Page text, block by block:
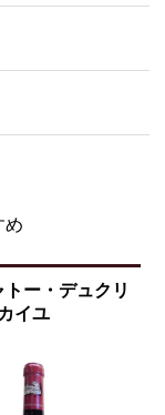
め
ー・デュクリ
イユ